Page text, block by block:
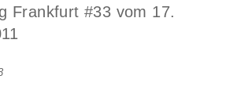
Frankfurt #33 vom 17.